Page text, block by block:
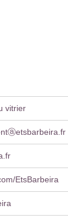
vitrier
EtsBarbeira